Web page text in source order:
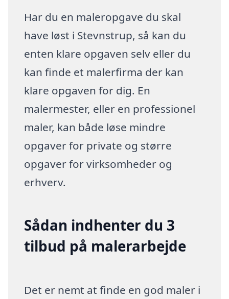
Har du en maleropgave du skal
have løst i Stevnstrup, så kan du
enten klare opgaven selv eller du
kan finde et malerfirma der kan
klare opgaven for dig. En
malermester, eller en professionel
maler, kan både løse mindre
opgaver for private og større
opgaver for virksomheder og
erhverv.
Sådan indhenter du 3
tilbud på malerarbejde
Det er nemt at finde en god maler i